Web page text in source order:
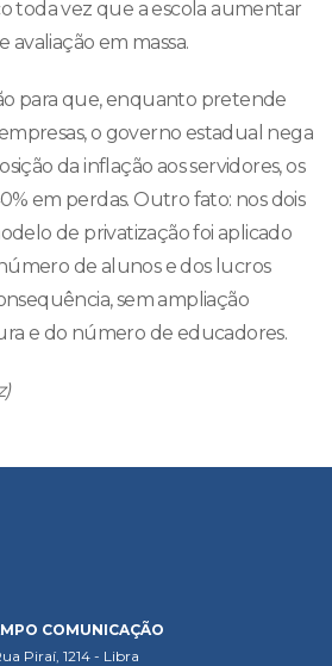
toda vez que a escola aumentar
avaliação em massa.
para que, enquanto pretende
o governo estadual nega
da inflação aos servidores, os
em perdas. Outro fato: nos dois
de privatização foi aplicado
de alunos e dos lucros
sem ampliação
e do número de educadores.
COMUNICAÇÃO
Piraí, 1214 - Libra